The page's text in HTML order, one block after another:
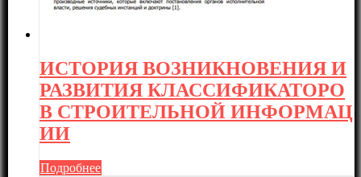
ИСТОРИЯ ВОЗНИКНОВЕНИЯ И
РАЗВИТИЯ КЛАССИФИКАТОРО
В СТРОИТЕЛЬНОЙ ИНФОРМАЦ
ИИ
Подробнее